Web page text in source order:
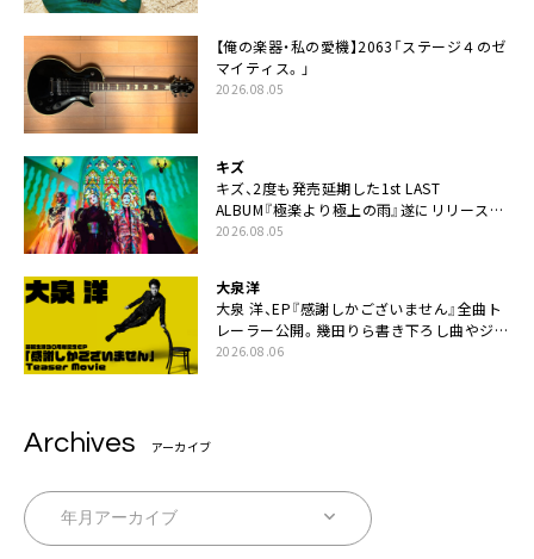
【俺の楽器・私の愛機】2063「ステージ４のゼ
マイティス。」
2026.08.05
キズ
キズ、2度も発売延期した1st LAST
ALBUM『極楽より極上の雨』遂にリリース。
収録曲「はじまり」MV公開
2026.08.05
大泉洋
大泉 洋、EP『感謝しかございません』全曲ト
レーラー公開。幾田りら書き下ろし曲やジャ
ズピアニスト・小曽根真による提供曲のレコ
2026.08.06
Archives アーカイブ